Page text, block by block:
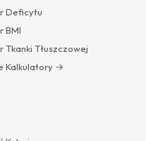
Deficytu
BMI
Tkanki Tłuszczowej
Kalkulatory →